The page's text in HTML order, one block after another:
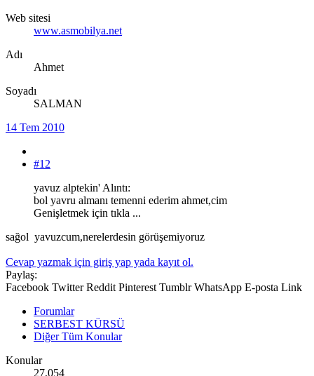
Web sitesi
www.asmobilya.net
Adı
Ahmet
Soyadı
SALMAN
14 Tem 2010
#12
yavuz alptekin' Alıntı:
bol yavru almanı temenni ederim ahmet,cim
Genişletmek için tıkla ...
sağol yavuzcum,nerelerdesin görüşemiyoruz
Cevap yazmak için giriş yap yada kayıt ol.
Paylaş:
Facebook Twitter Reddit Pinterest Tumblr WhatsApp E-posta Link
Forumlar
SERBEST KÜRSÜ
Diğer Tüm Konular
Konular
27,054